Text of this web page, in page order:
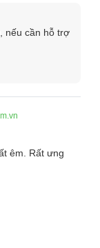
nghệ thông
thoại để điều
xem mức
áo
nếu cần hỗ trợ
êm. Rất ưng